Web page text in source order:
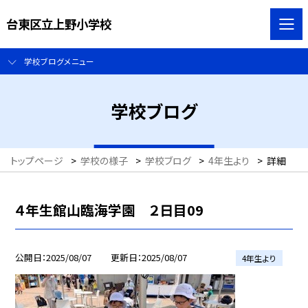
台東区立上野小学校
学校ブログメニュー
学校ブログ
トップページ > 学校の様子 > 学校ブログ > 4年生より > 詳細
４年生館山臨海学園 ２日目09
公開日 2025/08/07 更新日 2025/08/07 4年生より